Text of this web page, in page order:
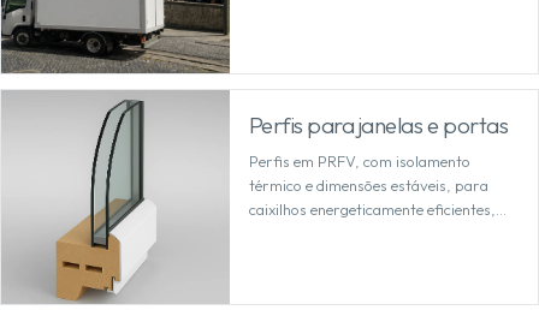
Perfis para janelas e portas
Perfis em PRFV, com isolamento
térmico e dimensões estáveis, para
caixilhos energeticamente eficientes,